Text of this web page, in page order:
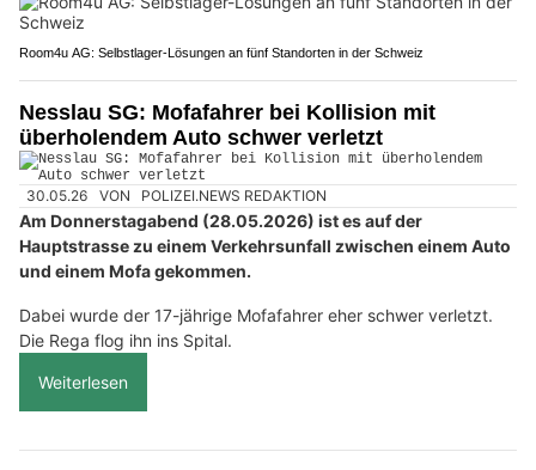
Room4u AG: Selbstlager-Lösungen an fünf Standorten in der Schweiz
Nesslau SG: Mofafahrer bei Kollision mit
überholendem Auto schwer verletzt
30.05.26 VON POLIZEI.NEWS REDAKTION
Am Donnerstagabend (28.05.2026) ist es auf der
Hauptstrasse zu einem Verkehrsunfall zwischen einem Auto
und einem Mofa gekommen.
Dabei wurde der 17-jährige Mofafahrer eher schwer verletzt.
Die Rega flog ihn ins Spital.
Weiterlesen